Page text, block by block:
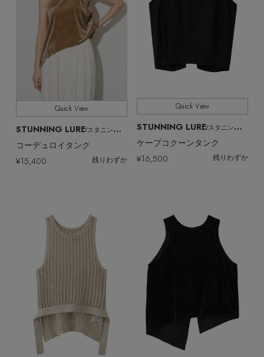
Quick View
STUNNING LURE/スタニングルアー
ケープコクーンタンク
¥16,500 残りわずか
Quick View
STUNNING LURE/スタニングルアー
コーデュロイタンク
¥15,400 残りわずか